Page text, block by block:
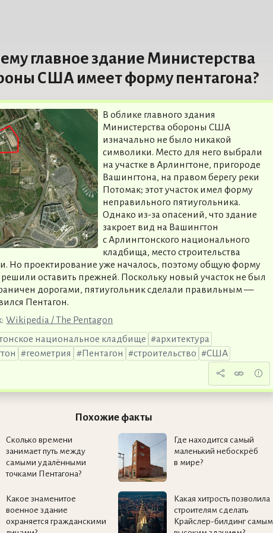
главное здание Министерства
США имеет форму пентагона?
В облике главного здания
Министерства обороны США
изначально не было никакой
символики. Место для него выбрали
на участке в Арлингтоне, пригороде
Вашингтона, на правом берегу реки
Потомак; этот участок имел форму
неправильного пятиугольника.
Однако из-за опасений, что здание
закроет вид на Вашингтон
с Арлингтонского национального
кладбища, место строительства
Но проектирование уже началось, поэтому общую форму
решили оставить прежней. Поскольку новый участок не был
дорогами, пятиугольник сделали правильным —
Пентагон.
Wikipedia / The Pentagon
национальное кладбище
архитектура
геометрия Пентагон строительство США
Похожие факты
Сколько времени
занимает путь между
самыми удалёнными
точками Пентагона?
Где находится самый
маленький небоскрёб
в мире?
Какое знаменитое
военное здание
охраняется гражданскими
Какая хитрость позволила
строителям сделать
Крайслер-билдинг самым